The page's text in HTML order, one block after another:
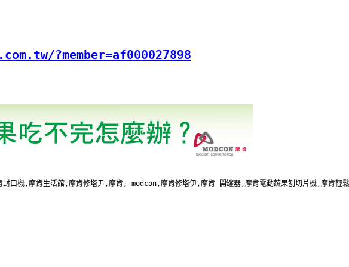
?member=af000027898
封口機,摩肯生活館,摩肯修塔尹,摩肯, modcon,摩肯修塔伊,摩肯 開罐器,摩肯電動蔬果刨切片機,摩肯輕